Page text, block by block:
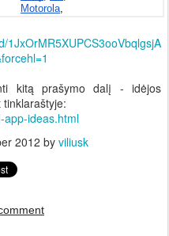
1JxOrMR5XUPCS3ooVbqlgsjA
kitą prašymo dalį - idėjos
app-ideas.html
2012 by viliusk